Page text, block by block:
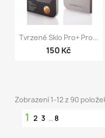
Rychlý náhled
Tvrzené Sklo Pro+ Pro...
150 Kč
Zobrazení 1-12 z 90
1 2 3 … 8